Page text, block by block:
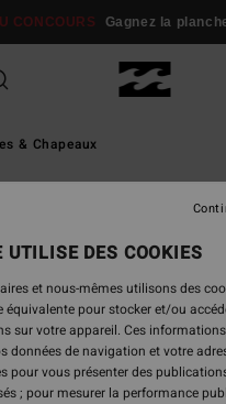
/ s'inscrire
CONCOURS Gagnez la
& Chapeaux
UTILISE DES COOKIES
et nous-mêmes utilisons des
équivalente pour stocker et/ou
sur votre appareil. Ces
données de navigation et votre
pour vous présenter des
; pour mesurer la performance